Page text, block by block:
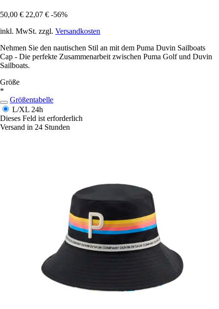
50,00 € 22,07 € -56%
inkl. MwSt. zzgl. Versandkosten
Nehmen Sie den nautischen Stil an mit dem Puma Duvin Sailboats
Cap - Die perfekte Zusammenarbeit zwischen Puma Golf und Duvin
Sailboats.
Größe
*
Größentabelle
L/XL 24h
Dieses Feld ist erforderlich
Versand in 24 Stunden